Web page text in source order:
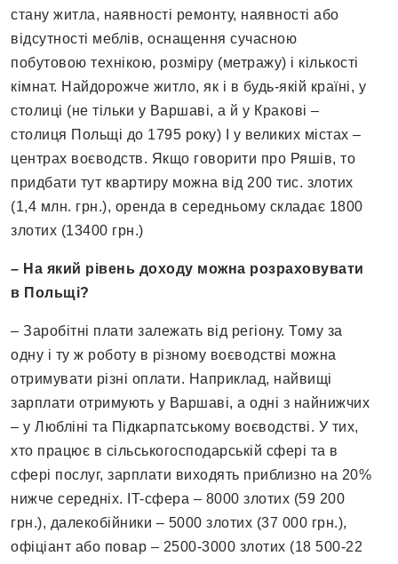
стану житла, наявності ремонту, наявності або
відсутності меблів, оснащення сучасною
побутовою технікою, розміру (метражу) і кількості
кімнат. Найдорожче житло, як і в будь-якій країні, у
столиці (не тільки у Варшаві, а й у Кракові –
столиця Польщі до 1795 року) І у великих містах –
центрах воєводств. Якщо говорити про Ряшів, то
придбати тут квартиру можна від 200 тис. злотих
(1,4 млн. грн.), оренда в середньому складає 1800
злотих (13400 грн.)
– На який рівень доходу можна розраховувати
в Польщі?
– Заробітні плати залежать від регіону. Тому за
одну і ту ж роботу в різному воєводстві можна
отримувати різні оплати. Наприклад, найвищі
зарплати отримують у Варшаві, а одні з найнижчих
– у Любліні та Підкарпатському воєводстві. У тих,
хто працює в сільськогосподарській сфері та в
сфері послуг, зарплати виходять приблизно на 20%
нижче середніх. IT-сфера – 8000 злотих (59 200
грн.), далекобійники – 5000 злотих (37 000 грн.),
офіціант або повар – 2500-3000 злотих (18 500-22